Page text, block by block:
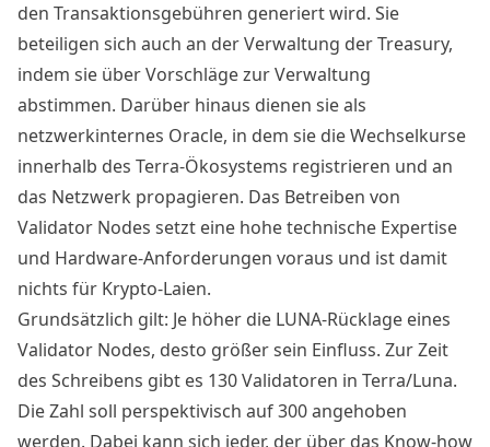
den Transaktionsgebühren generiert wird. Sie
beteiligen sich auch an der Verwaltung der Treasury,
indem sie über Vorschläge zur Verwaltung
abstimmen. Darüber hinaus dienen sie als
netzwerkinternes Oracle, in dem sie die Wechselkurse
innerhalb des Terra-Ökosystems registrieren und an
das Netzwerk propagieren. Das Betreiben von
Validator Nodes setzt eine hohe technische Expertise
und Hardware-Anforderungen voraus und ist damit
nichts für Krypto-Laien.
Grundsätzlich gilt: Je höher die LUNA-Rücklage eines
Validator Nodes, desto größer sein Einfluss. Zur Zeit
des Schreibens gibt es 130 Validatoren in Terra/Luna.
Die Zahl soll perspektivisch auf 300 angehoben
werden. Dabei kann sich jeder, der über das Know-how